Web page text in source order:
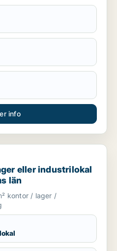
info
industrilokal till salu i
eller industrilokal
län
kontor / lager /